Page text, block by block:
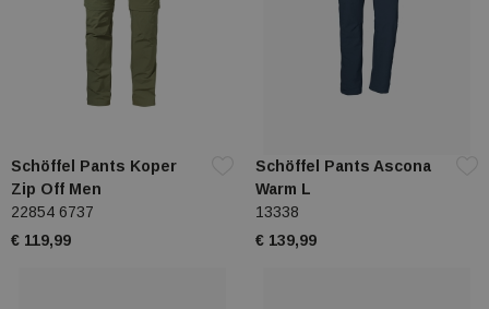
Schöffel Pants Koper
Zip Off Men
22854 6737
€ 119,99
Schöffel Pants Ascona
Warm L
13338
€ 139,99